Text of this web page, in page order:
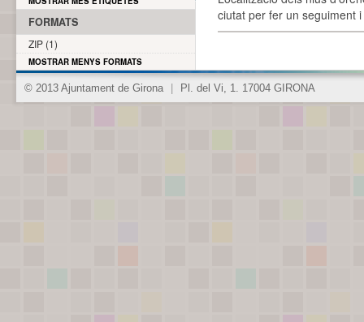
ciutat per fer un seguiment
FORMATS
ZIP (1)
MOSTRAR MENYS FORMATS
© 2013 Ajuntament de Girona Pl. del Vi, 1. 17004 GIRONA